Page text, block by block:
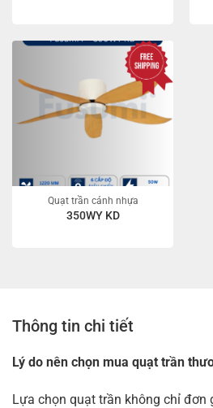
Quạt trần cánh nhựa
350WY KD
Thông tin chi tiết
Lý do nên chọn mua quạt trần
Lựa chọn quạt trần không chỉ đơn